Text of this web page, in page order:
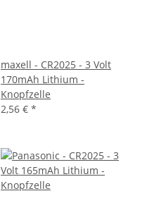
maxell - CR2025 - 3 Volt
170mAh Lithium -
Knopfzelle
2,56 € *